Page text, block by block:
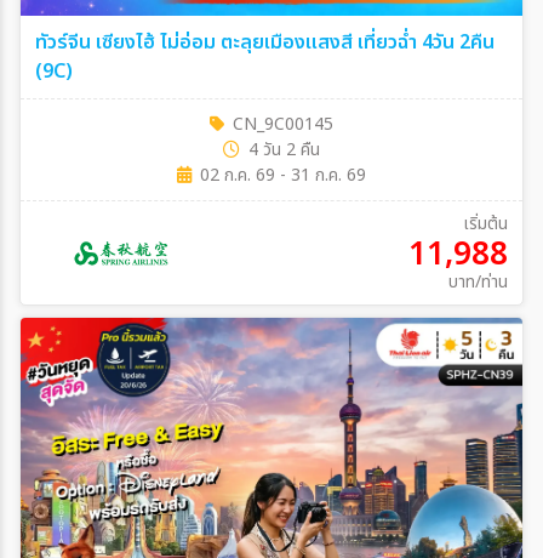
ทัวร์จีน เซียงไฮ้ ไม่อ่อม ตะลุยเมืองแสงสี เที่ยวฉ่ำ 4วัน 2คืน
(9C)
CN_9C00145
4 วัน 2 คืน
02 ก.ค. 69 - 31 ก.ค. 69
เริ่มต้น
11,988
บาท/ท่าน